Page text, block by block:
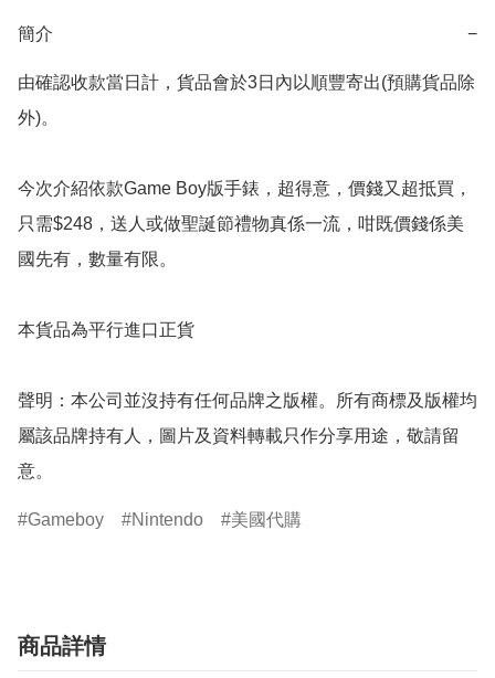
簡介 −
由確認收款當日計，貨品會於3日內以順豐寄出(預購貨品除
外)。
今次介紹依款Game Boy版手錶，超得意，價錢又超抵買，
只需$248，送人或做聖誕節禮物真係一流，咁既價錢係美
國先有，數量有限。
本貨品為平行進口正貨
聲明：本公司並沒持有任何品牌之版權。所有商標及版權均
屬該品牌持有人，圖片及資料轉載只作分享用途，敬請留
意。
Gameboy Nintendo 美國代購
商品詳情